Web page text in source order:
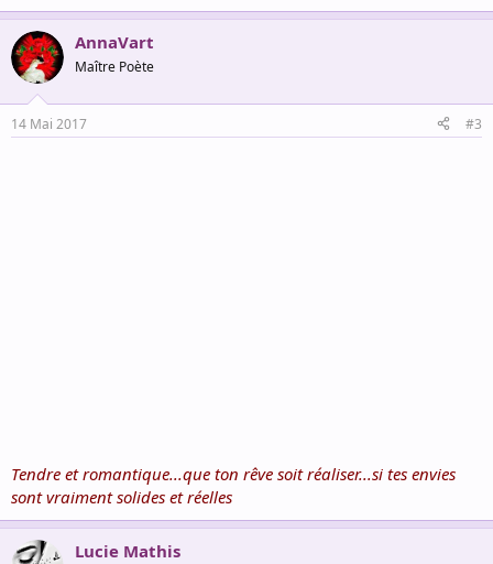
AnnaVart
Maître Poète
14 Mai 2017 #3
Tendre et romantique...que ton rêve soit réaliser...si tes envies
sont vraiment solides et réelles
Lucie Mathis